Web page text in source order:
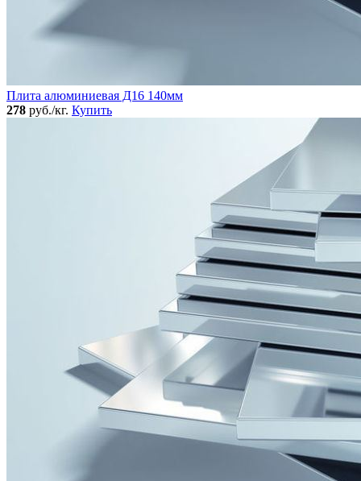
Плита алюминиевая Д16 140мм
278 руб./кг. Купить